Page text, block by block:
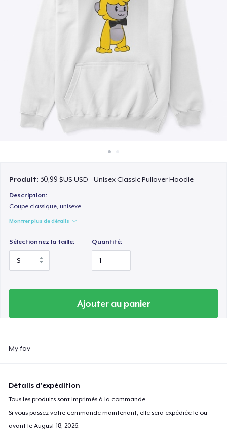
Vendez partout
Vendre n'importe quoi
Produit: 30,99 $US USD - Unisex Classic Pullover Hoodie
Description:
Coupe classique, unisexe
Montrer plus de détails
Sélectionnez la taille: Quantité:
Ajouter au panier
My fav
Détails d'expédition
Tous les produits sont imprimés à la commande.
Si vous passez votre commande maintenant, elle sera expédiée le ou
avant leAugust 18, 2026